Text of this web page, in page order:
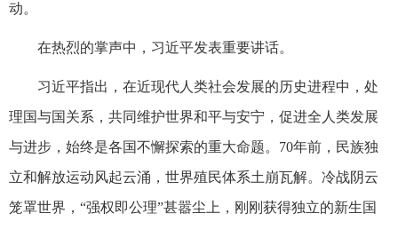
动。
在热烈的掌声中，习近平发表重要讲话。
习近平指出，在近现代人类社会发展的历史进程中，处
理国与国关系，共同维护世界和平与安宁，促进全人类发展
与进步，始终是各国不懈探索的重大命题。70年前，民族独
立和解放运动风起云涌，世界殖民体系土崩瓦解。冷战阴云
笼罩世界，“强权即公理”甚嚣尘上，刚刚获得独立的新生国